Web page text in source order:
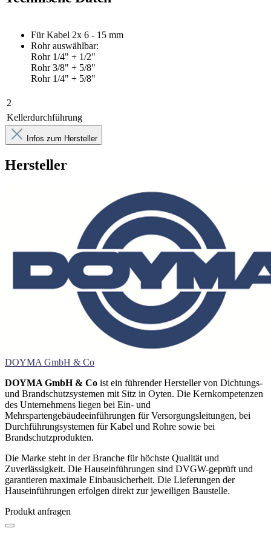
Für Kabel 2x 6 - 15 mm
Rohr auswählbar:
Rohr 1/4" + 1/2"
Rohr 3/8" + 5/8"
Rohr 1/4" + 5/8"
2
Kellerdurchführung
Infos zum Hersteller
Hersteller
DOYMA GmbH & Co
DOYMA GmbH & Co ist ein führender Hersteller von Dichtungs-
und Brandschutzsystemen mit Sitz in Oyten. Die Kernkompetenzen
des Unternehmens liegen bei Ein- und
Mehrspartengebäudeeinführungen für Versorgungsleitungen, bei
Durchführungsystemen für Kabel und Rohre sowie bei
Brandschutzprodukten.
Die Marke steht in der Branche für höchste Qualität und
Zuverlässigkeit. Die Hauseinführungen sind DVGW-geprüft und
garantieren maximale Einbausicherheit. Die Lieferungen der
Hauseinführungen erfolgen direkt zur jeweiligen Baustelle.
Produkt anfragen